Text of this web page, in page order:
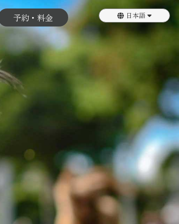
予約・料金 日本語
English